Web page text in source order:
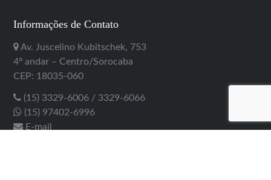
Informações de Contato
Av. Juscelino Kubitschek, 753
4º andar – Centro/Sorocaba
CEP: 18035-060
(15) 3329-6006 / 3329-6066
(15) 97402-6996
E-mail